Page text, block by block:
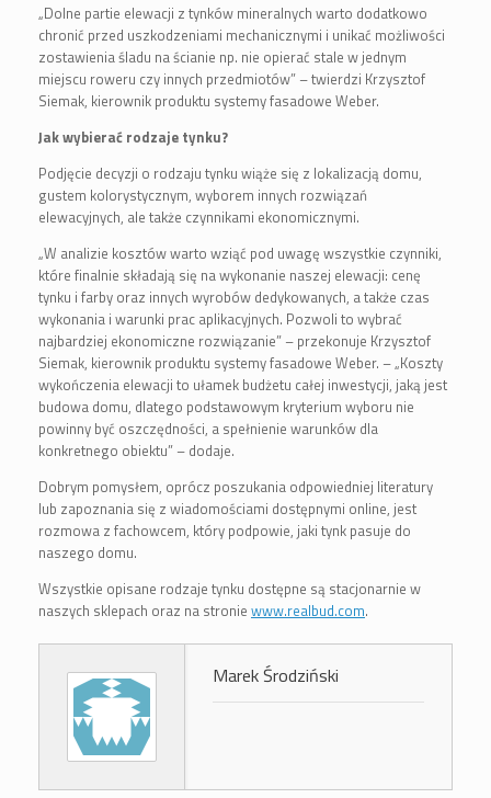
„Dolne partie elewacji z tynków mineralnych warto dodatkowo
chronić przed uszkodzeniami mechanicznymi i unikać możliwości
zostawienia śladu na ścianie np. nie opierać stale w jednym
miejscu roweru czy innych przedmiotów” – twierdzi Krzysztof
Siemak, kierownik produktu systemy fasadowe Weber.
Jak wybierać rodzaje tynku?
Podjęcie decyzji o rodzaju tynku wiąże się z lokalizacją domu,
gustem kolorystycznym, wyborem innych rozwiązań
elewacyjnych, ale także czynnikami ekonomicznymi.
„W analizie kosztów warto wziąć pod uwagę wszystkie czynniki,
które finalnie składają się na wykonanie naszej elewacji: cenę
tynku i farby oraz innych wyrobów dedykowanych, a także czas
wykonania i warunki prac aplikacyjnych. Pozwoli to wybrać
najbardziej ekonomiczne rozwiązanie” – przekonuje Krzysztof
Siemak, kierownik produktu systemy fasadowe Weber. – „Koszty
wykończenia elewacji to ułamek budżetu całej inwestycji, jaką jest
budowa domu, dlatego podstawowym kryterium wyboru nie
powinny być oszczędności, a spełnienie warunków dla
konkretnego obiektu” – dodaje.
Dobrym pomysłem, oprócz poszukania odpowiedniej literatury
lub zapoznania się z wiadomościami dostępnymi online, jest
rozmowa z fachowcem, który podpowie, jaki tynk pasuje do
naszego domu.
Wszystkie opisane rodzaje tynku dostępne są stacjonarnie w
naszych sklepach oraz na stronie www.realbud.com.
Marek Środziński